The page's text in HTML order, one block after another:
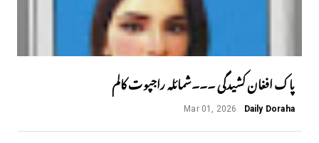
پاک افغان کشیدگی ۔۔۔شمائلہ راجپوت کالم
Daily Doraha
Mar 01, 2026